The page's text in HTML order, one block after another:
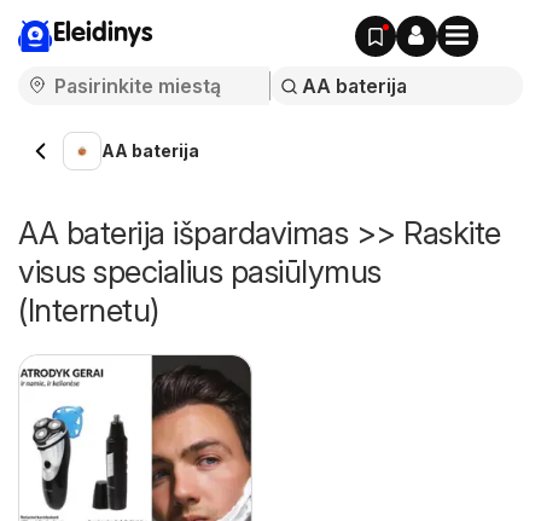
Eleidinys
AA baterija
AA baterija išpardavimas >> Raskite
visus specialius pasiūlymus
(Internetu)